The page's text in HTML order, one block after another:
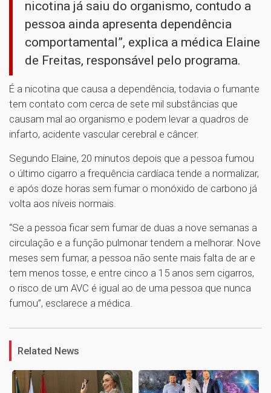
nicotina já saiu do organismo, contudo a
pessoa ainda apresenta dependência
comportamental”, explica a médica Elaine
de Freitas, responsável pelo programa.
É a nicotina que causa a dependência, todavia o fumante
tem contato com cerca de sete mil substâncias que
causam mal ao organismo e podem levar a quadros de
infarto, acidente vascular cerebral e câncer.
Segundo Elaine, 20 minutos depois que a pessoa fumou
o último cigarro a frequência cardíaca tende a normalizar,
e após doze horas sem fumar o monóxido de carbono já
volta aos níveis normais.
“Se a pessoa ficar sem fumar de duas a nove semanas a
circulação e a função pulmonar tendem a melhorar. Nove
meses sem fumar, a pessoa não sente mais falta de ar e
tem menos tosse, e entre cinco a 15 anos sem cigarros,
o risco de um AVC é igual ao de uma pessoa que nunca
fumou”, esclarece a médica.
Related News